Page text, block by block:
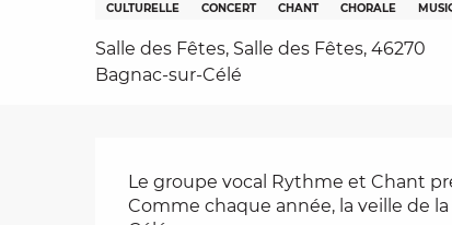
CULTURELLE CONCERT CHANT CHORALE
Salle des Fêtes, Salle des Fêtes, 46270
Bagnac-sur-Célé
Description
Le groupe vocal Rythme et Chant
Comme chaque année, la veille de